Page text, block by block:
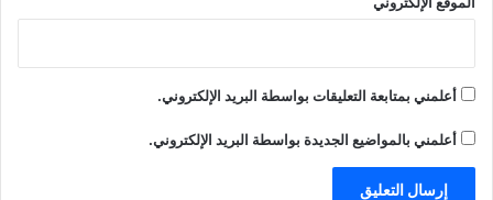
أعلمني بمتابعة التعليقات بواسطة البريد الإلكتروني.
أعلمني بالمواضيع الجديدة بواسطة البريد الإلكتروني.